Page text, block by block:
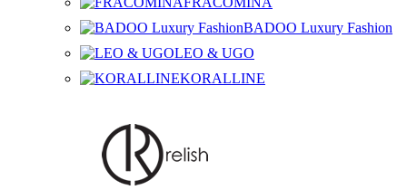
BADOO Luxury Fashion
LEO & UGO
KORALLINE